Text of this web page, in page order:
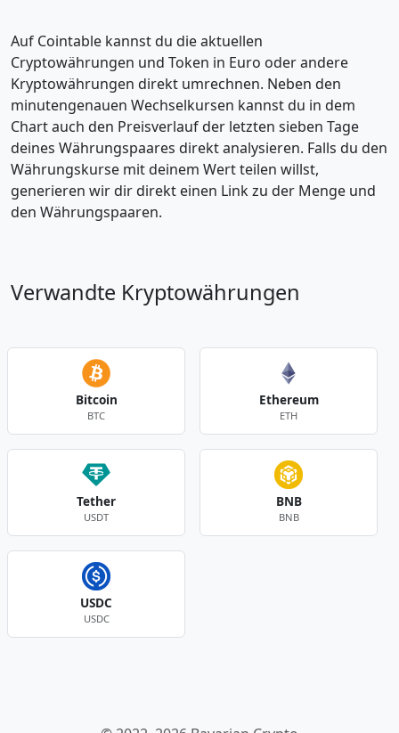
Auf Cointable kannst du die aktuellen
Cryptowährungen und Token in Euro oder andere
Kryptowährungen direkt umrechnen. Neben den
minutengenauen Wechselkursen kannst du in dem
Chart auch den Preisverlauf der letzten sieben Tage
deines Währungspaares direkt analysieren. Falls du den
Währungskurse mit deinem Wert teilen willst,
generieren wir dir direkt einen Link zu der Menge und
den Währungspaaren.
Verwandte Kryptowährungen
Bitcoin
BTC
Ethereum
ETH
Tether
USDT
BNB
BNB
USDC
USDC